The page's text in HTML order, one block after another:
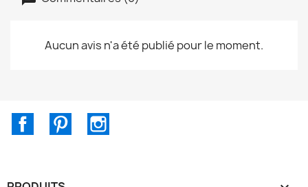
Aucun avis n'a été publié pour le moment.
FacebookPinterest